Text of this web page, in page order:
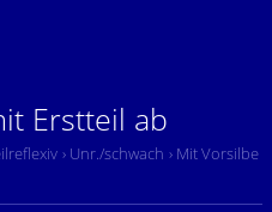
Erstteil ab
› Unr./schwach › Mit Vorsilbe